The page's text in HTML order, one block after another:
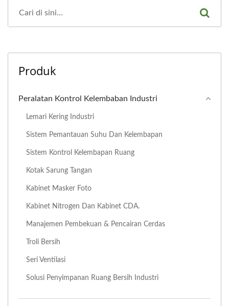
Produk
Peralatan Kontrol Kelembaban Industri
Lemari Kering Industri
Sistem Pemantauan Suhu Dan Kelembapan
Sistem Kontrol Kelembapan Ruang
Kotak Sarung Tangan
Kabinet Masker Foto
Kabinet Nitrogen Dan Kabinet CDA.
Manajemen Pembekuan & Pencairan Cerdas
Troli Bersih
Seri Ventilasi
Solusi Penyimpanan Ruang Bersih Industri